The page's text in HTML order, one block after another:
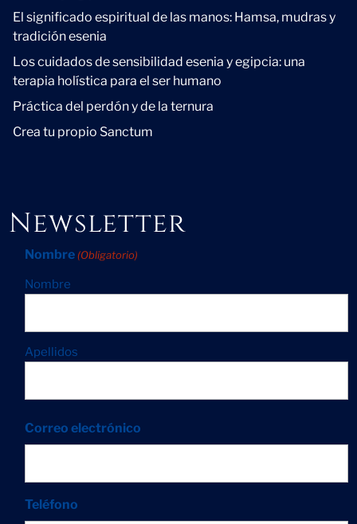
El significado espiritual de las manos: Hamsa, mudras y
tradición esenia
Los cuidados de sensibilidad esenia y egipcia: una
terapia holística para el ser humano
Práctica del perdón y de la ternura
Crea tu propio Sanctum
Newsletter
Nombre (Obligatorio)
Nombre
Apellidos
Correo electrónico
Teléfono